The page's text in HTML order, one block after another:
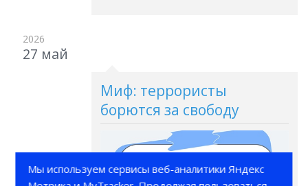
Мы используем сервисы веб-аналитики Яндекс
2026
27 май
Миф: террористы
борются за свободу